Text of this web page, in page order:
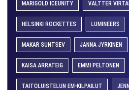
MARIGOLD ICEUNITY VALTTER
HELSINKI ROCKETTES LUMINEERS
MAKAR SUNTSEV JANNA JYRKINEN
KAISA ARRATEIG EMMI PELTONEN
TAITOLUISTELUN EM-KILPAILUT